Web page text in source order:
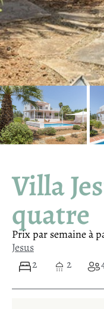
Villa
quatre
Prix ​​par semaine à
Jesus
2
2